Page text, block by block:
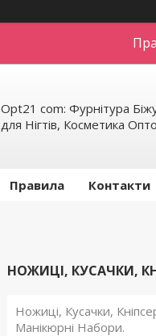
Opt21 com: Фурнітура
для Нігтів, Косметика
Правила Контакти
НОЖИЦІ, КУСАЧКИ,
Ножиці, Кусачки,
Манікюрні Набори.